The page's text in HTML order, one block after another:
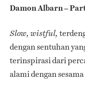
Damon Albarn –
Slow, wistful,
dengan sentuhan
terinspirasi dari
alami dengan